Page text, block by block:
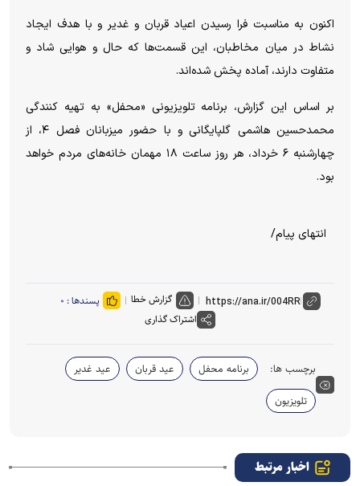
اکنون به مناسبت فرا رسیدن اعیاد قربان و غدیر و با هدف ایجاد
نشاط در میان مخاطبان، این قسمت‌ها که حال و هوایی شاد و
متفاوت دارند، آماده پخش شده‌اند.
بر اساس این گزارش، برنامه تلویزیونی «محفل» به تهیه کنندگی
محمدحسین هاشمی گلپایگانی و با حضور میزبانان فصل ۴، از
چهارشنبه ۶ خرداد، هر روز ساعت ۱۸ مهمان خانه‌های مردم خواهد
بود.
انتهای پیام/
گزارش خطا پسندها : ۰
اشتراک گذاری
برچسب ها: برنامه محفل عید قربان
عید غدیر
تلویزیون
اخبار مرتبط